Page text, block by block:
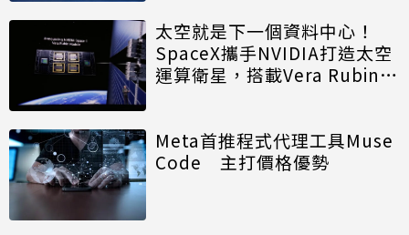
太空就是下一個資料中心！
SpaceX攜手NVIDIA打造太空
運算衛星，搭載Vera Rubin運
Meta首推程式代理工具Muse
Code 主打價格優勢